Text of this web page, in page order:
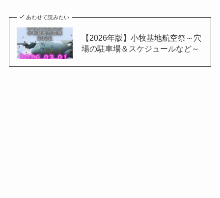
あわせて読みたい
【2026年版】小牧基地航空祭～穴
場の駐車場＆スケジュールなど～